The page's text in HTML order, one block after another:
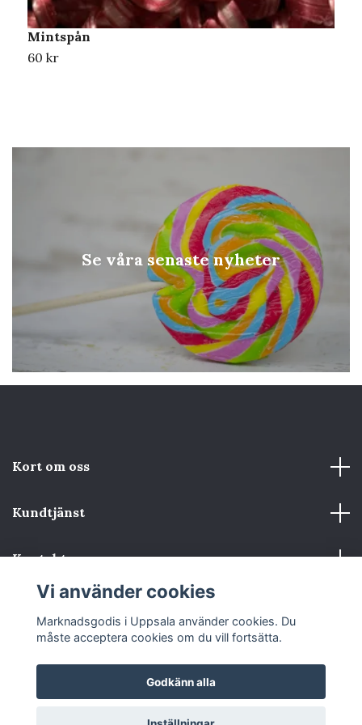
Se våra senaste nyheter
Mintspån
60 kr
Kort om oss
Kundtjänst
Kontakta oss
© 2026 Marknadsgodis i Uppsala
Vi använder cookies
Marknadsgodis i Uppsala använder cookies. Du
måste acceptera cookies om du vill fortsätta.
Godkänn alla